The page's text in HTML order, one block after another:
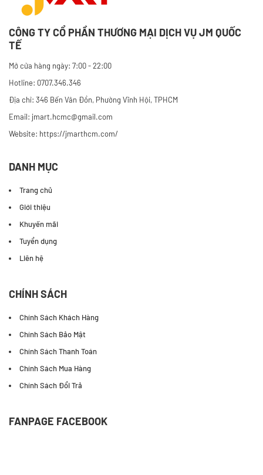
CÔNG TY CỔ PHẦN THƯƠNG MẠI DỊCH VỤ JM QUỐC
TẾ
Mở cửa hàng ngày: 7:00 - 22:00
Hotline: 0707.346.346
Địa chỉ: 346 Bến Vân Đồn, Phường Vĩnh Hội, TPHCM
Email: jmart.hcmc@gmail.com
Website: https://jmarthcm.com/
DANH MỤC
Trang chủ
Giới thiệu
Khuyến mãi
Tuyển dụng
Liên hệ
CHÍNH SÁCH
Chính Sách Khách Hàng
Chính Sách Bảo Mật
Chính Sách Thanh Toán
Chính Sách Mua Hàng
Chính Sách Đổi Trả
FANPAGE FACEBOOK